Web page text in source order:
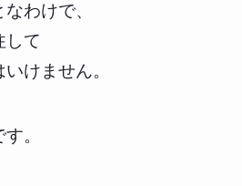
わけで、
して
けません。
。